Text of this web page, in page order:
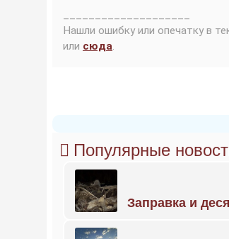
Нашли ошибку или опечатку в
или сюда.
Популярные
Заправка и